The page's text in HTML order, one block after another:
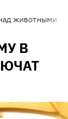
животными
В